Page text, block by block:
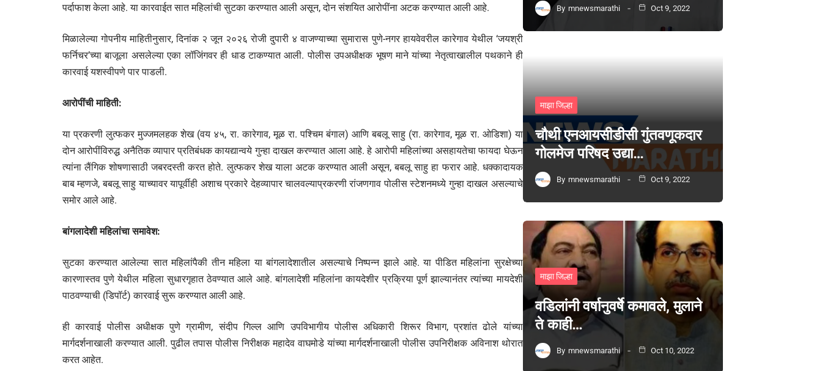
पर्दाफाश केला आहे. या कारवाईत सात महिलांची सुटका करण्यात आली असून, दोन संशयित आरोपींना अटक करण्यात आली आहे.
​मिळालेल्या गोपनीय माहितीनुसार, दिनांक २ जून २०२६ रोजी दुपारी ४ वाजण्याच्या सुमारास पुणे-नगर हायवेवरील कारेगाव येथील ‘जयश्री
फर्निचर’च्या बाजूला असलेल्या एका लॉजिंगवर ही धाड टाकण्यात आली. पोलीस उपअधीक्षक भूषण माने यांच्या नेतृत्वाखालील पथकाने ही
कारवाई यशस्वीपणे पार पाडली.
आरोपींची माहिती:
या प्रकरणी लुत्फकर मुज्जमलहक शेख (वय ४५, रा. कारेगाव, मूळ रा. पश्चिम बंगाल) आणि बबलू साहु (रा. कारेगाव, मूळ रा. ओडिशा) या
दोन आरोपींविरुद्ध अनैतिक व्यापार प्रतिबंधक कायद्यान्वये गुन्हा दाखल करण्यात आला आहे. हे आरोपी महिलांच्या असहायतेचा फायदा घेऊन
त्यांना लैंगिक शोषणासाठी जबरदस्ती करत होते. लुत्फकर शेख याला अटक करण्यात आली असून, बबलू साहु हा फरार आहे. धक्कादायक
बाब म्हणजे, बबलू साहु याच्यावर यापूर्वीही अशाच प्रकारे देहव्यापार चालवल्याप्रकरणी रांजणगाव पोलीस स्टेशनमध्ये गुन्हा दाखल असल्याचे
समोर आले आहे.
बांगलादेशी महिलांचा समावेश:
सुटका करण्यात आलेल्या सात महिलांपैकी तीन महिला या बांगलादेशातील असल्याचे निष्पन्न झाले आहे. या पीडित महिलांना सुरक्षेच्या
कारणास्तव पुणे येथील महिला सुधारगृहात ठेवण्यात आले आहे. बांगलादेशी महिलांना कायदेशीर प्रक्रिया पूर्ण झाल्यानंतर त्यांच्या मायदेशी
पाठवण्याची (डिपॉर्ट) कारवाई सुरू करण्यात आली आहे.
​ही कारवाई पोलीस अधीक्षक पुणे ग्रामीण, संदीप गिल्ल आणि उपविभागीय पोलीस अधिकारी शिरूर विभाग, प्रशांत ढोले यांच्या
मार्गदर्शनाखाली करण्यात आली. पुढील तपास पोलीस निरीक्षक महादेव वाघमोडे यांच्या मार्गदर्शनाखाली पोलीस उपनिरीक्षक अविनाश थोरात
करत आहेत.
By mnewsmarathi Oct 9, 2022
माझा जिल्हा
चौथी एनआयसीडीसी गुंतवणूकदार
गोलमेज परिषद उद्या…
By mnewsmarathi Oct 9, 2022
माझा जिल्हा
वडिलांनी वर्षानुवर्षे कमावले, मुलाने
ते काही…
By mnewsmarathi Oct 10, 2022